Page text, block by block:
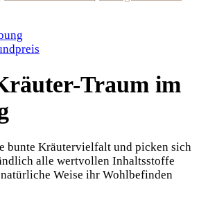
Traum im
bunte Kräutervielfalt und picken sich
alle wertvollen Inhaltsstoffe
Weise ihr Wohlbefinden